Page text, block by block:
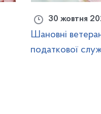
30 жовтня
Шановні
податкової